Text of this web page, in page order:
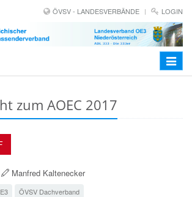
ÖVSV - LANDESVERBÄNDE LOGIN
Toggle
zum AOEC 2017
Manfred Kaltenecker
ÖVSV Dachverband